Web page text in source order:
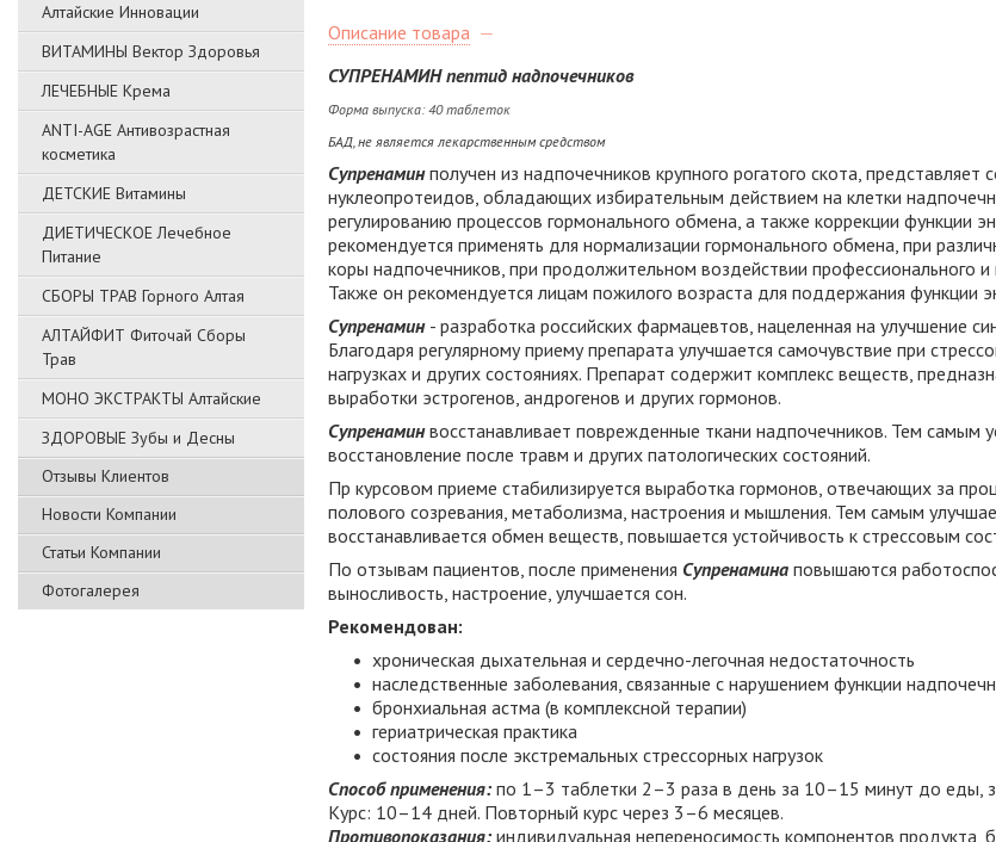
Алтайские Инновации
ВИТАМИНЫ Вектор Здоровья
ЛЕЧЕБНЫЕ Крема
ANTI-AGE Антивозрастная
косметика
ДЕТСКИЕ Витамины
ДИЕТИЧЕСКОЕ Лечебное
Питание
СБОРЫ ТРАВ Горного Алтая
АЛТАЙФИТ Фиточай Сборы
Трав
МОНО ЭКСТРАКТЫ Алтайские
ЗДОРОВЫЕ Зубы и Десны
Отзывы Клиентов
Новости Компании
Статьи Компании
Фотогалерея
Описание товара
СУПРЕНАМИН пептид надпочечников
Форма выпуска: 40 таблеток
БАД, не является лекарственным средством
Супренаминполучен из надпочечников крупного рогатого скота, представляет
нуклеопротеидов, обладающих избирательным действием на клетки
регулированию процессов гормонального обмена, а также коррекции функции
рекомендуется применять для нормализации гормонального обмена, при
коры надпочечников, при продолжительном воздействии профессионального и
Также он рекомендуется лицам пожилого возраста для поддержания функции
Супренамин - разработка российских фармацевтов, нацеленная на улучшение
Благодаря регулярному приему препарата улучшается самочувствие при
нагрузках и других состояниях. Препарат содержит комплекс веществ,
выработки эстрогенов, андрогенов и других гормонов.
Супренаминвосстанавливает поврежденные ткани надпочечников. Тем самым
восстановление после травм и других патологических состояний.
Пр курсовом приеме стабилизируется выработка гормонов, отвечающих за
полового созревания, метаболизма, настроения и мышления. Тем самым
восстанавливается обмен веществ, повышается устойчивость к стрессовым
По отзывам пациентов, после применения Супренамина повышаются
выносливость, настроение, улучшается сон.
Рекомендован:
хроническая дыхательная и сердечно-легочная недостаточность
наследственные заболевания, связанные с нарушением функции
бронхиальная астма (в комплексной терапии)
гериатрическая практика
состояния после экстремальных стрессорных нагрузок
Способ применения: по 1–3 таблетки 2–3 раза в день за 10–15 минут до еды,
Курс: 10–14 дней. Повторный курс через 3–6 месяцев.
Противопоказания: индивидуальная непереносимость компонентов продукта,